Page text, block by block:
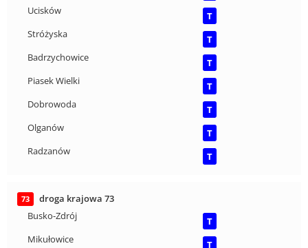
Ucisków
T
Stróżyska
T
Badrzychowice
T
Piasek Wielki
T
Dobrowoda
T
Olganów
T
Radzanów
T
73
droga krajowa 73
Busko-Zdrój
T
Mikułowice
T